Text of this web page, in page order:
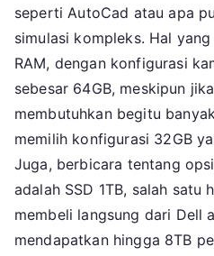
seperti AutoCad atau apa
simulasi kompleks. Hal
RAM, dengan konfigurasi
sebesar 64GB, meskipun
membutuhkan begitu
memilih konfigurasi 32GB
Juga, berbicara tentang
adalah SSD 1TB, salah satu
membeli langsung dari Dell
mendapatkan hingga 8TB